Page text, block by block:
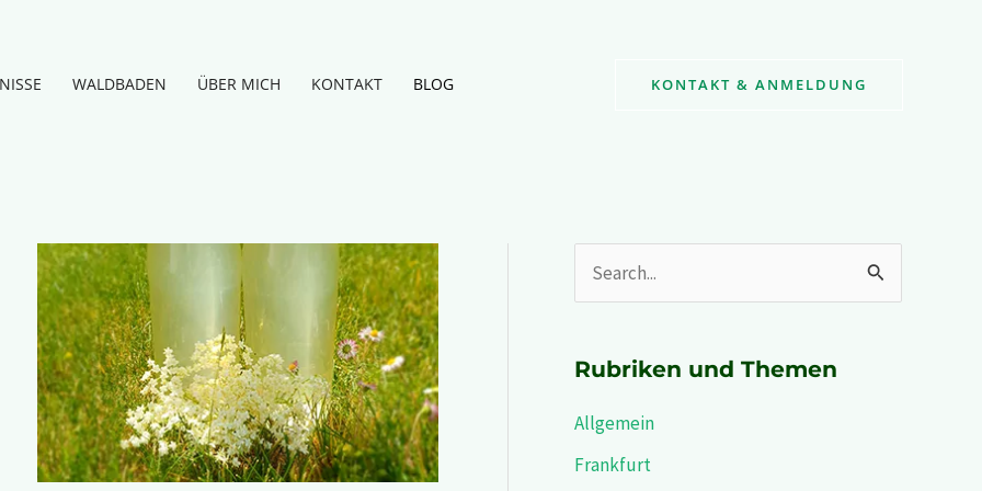
WALDBADEN ÜBER MICH KONTAKT BLOG KONTAKT & ANMELDUNG
Leckeres
zur
Holunderblütenzeit
e
n
Rubriken und Themen
Allgemein
Frankfurt